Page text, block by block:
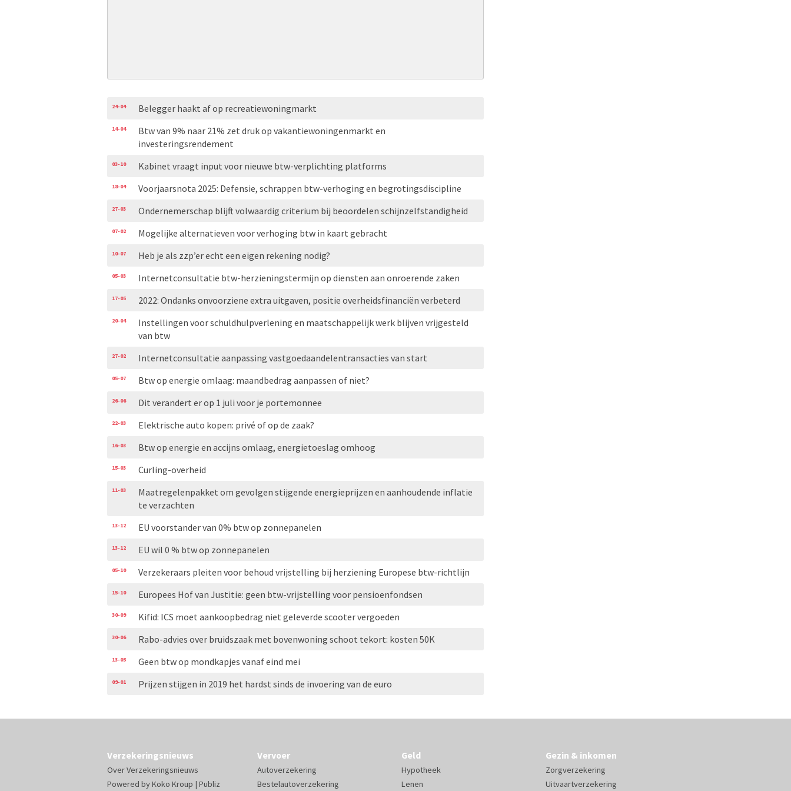
24-04 Belegger haakt af op recreatiewoningmarkt
14-04
Btw van 9% naar 21% zet druk op vakantiewoningenmarkt en
investeringsrendement
03-10 Kabinet vraagt input voor nieuwe btw-verplichting platforms
18-04 Voorjaarsnota 2025: Defensie, schrappen btw-verhoging en begrotingsdiscipline
27-03 Ondernemerschap blijft volwaardig criterium bij beoordelen schijnzelfstandigheid
07-02 Mogelijke alternatieven voor verhoging btw in kaart gebracht
10-07 Heb je als zzp’er echt een eigen rekening nodig?
05-03 Internetconsultatie btw-herzieningstermijn op diensten aan onroerende zaken
17-05 2022: Ondanks onvoorziene extra uitgaven, positie overheidsfinanciën verbeterd
20-04
Instellingen voor schuldhulpverlening en maatschappelijk werk blijven vrijgesteld
van btw
27-02 Internetconsultatie aanpassing vastgoedaandelentransacties van start
05-07 Btw op energie omlaag: maandbedrag aanpassen of niet?
26-06 Dit verandert er op 1 juli voor je portemonnee
22-03 Elektrische auto kopen: privé of op de zaak?
16-03 Btw op energie en accijns omlaag, energietoeslag omhoog
15-03 Curling-overheid
11-03
Maatregelenpakket om gevolgen stijgende energieprijzen en aanhoudende inflatie
te verzachten
13-12 EU voorstander van 0% btw op zonnepanelen
13-12 EU wil 0 % btw op zonnepanelen
05-10 Verzekeraars pleiten voor behoud vrijstelling bij herziening Europese btw-richtlijn
15-10 Europees Hof van Justitie: geen btw-vrijstelling voor pensioenfondsen
30-09 Kifid: ICS moet aankoopbedrag niet geleverde scooter vergoeden
30-06 Rabo-advies over bruidszaak met bovenwoning schoot tekort: kosten 50K
13-05 Geen btw op mondkapjes vanaf eind mei
09-01 Prijzen stijgen in 2019 het hardst sinds de invoering van de euro
Verzekeringsnieuws
Over Verzekeringsnieuws
Powered byKoko Kroup | Publiz
Vervoer
Autoverzekering
Bestelautoverzekering
Geld
Hypotheek
Lenen
Gezin & inkomen
Zorgverzekering
Uitvaartverzekering